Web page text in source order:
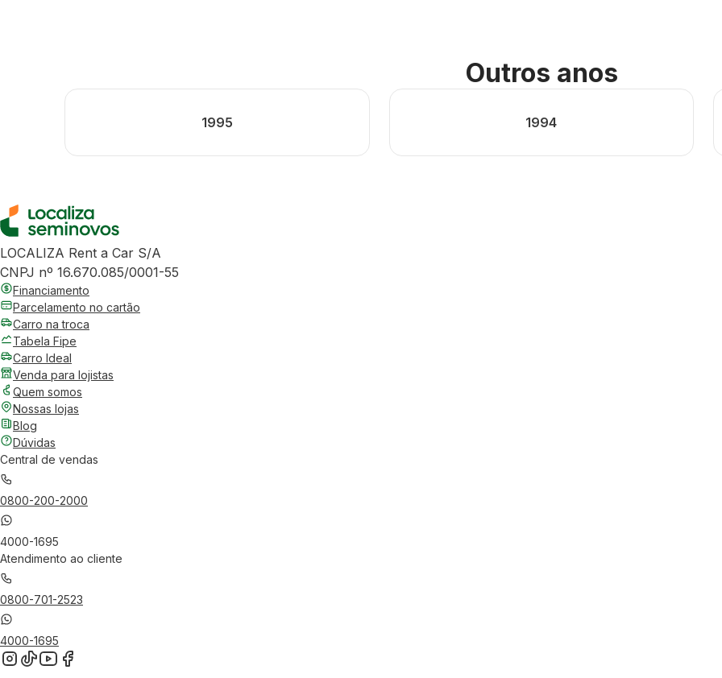
Outros anos
1995 1994
LOCALIZA Rent a Car S/A
CNPJ nº 16.670.085/0001-55
Financiamento
Parcelamento no cartão
Carro na troca
Tabela Fipe
Carro Ideal
Venda para lojistas
Quem somos
Nossas lojas
Blog
Dúvidas
Central de vendas
0800-200-2000
4000-1695
Atendimento ao cliente
0800-701-2523
4000-1695